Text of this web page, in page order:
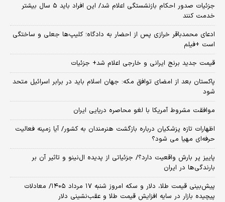
جزئیات صدور احکام بازنشستگی اعلام شد/ این افراد باید ۵ سال بیشتر
خدمت کنند
ادعای محمدباقر خرازی پس از احضار به دادگاه؛ کلیپ‌ها جعلی و ساختگی
است +فیلم
قیمت جدید برنج ایرانی و خارجی اعلام شد+ جزئیات
پاکستان بعد از امضای توافق مکه: جهان اسلام باید در برابر اسرائیل متحد
شود
موافقت مشروط آمریکا با لغو محاصره دریایی ایران
اظهارات تازه پزشکیان درباره بازگشت هنرمندان به کشور/ آیا زمینه فعالیت
حرفه‌ای مهیا می شود؟
پاییز پر بارش واقعیت دارد؟/ جزئیاتی از پدیده ال‌نینو و تاثیر آن بر
بارندگی‌ها در ایران
پیش‌بینی قیمت طلا، دلار و سکه امروز شنبه ۱۷ مرداد ۱۴۰۵/ معادلات
پیچیده بازار در سایه افزایش قیمت طلا و عقب‌نشینی دلار